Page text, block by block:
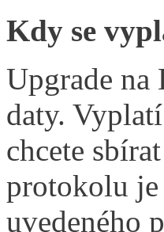
Kdy se
Upgrade na
daty.
chcete
protokolu je
uvedeného